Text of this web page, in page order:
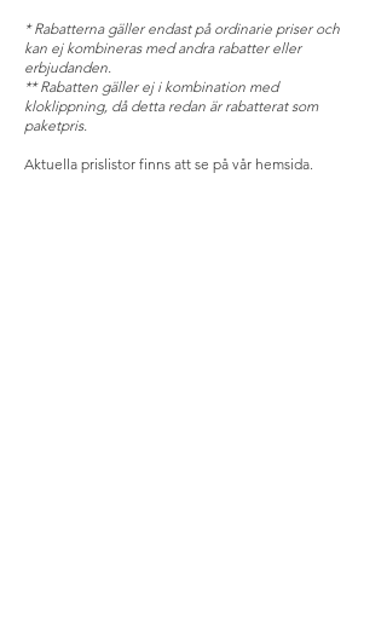
* Rabatterna gäller endast på ordinarie priser och
kan ej kombineras med andra rabatter eller
erbjudanden.
** Rabatten gäller ej i kombination med
kloklippning, då detta redan är rabatterat som
paketpris.
Aktuella prislistor finns att se på vår hemsida.